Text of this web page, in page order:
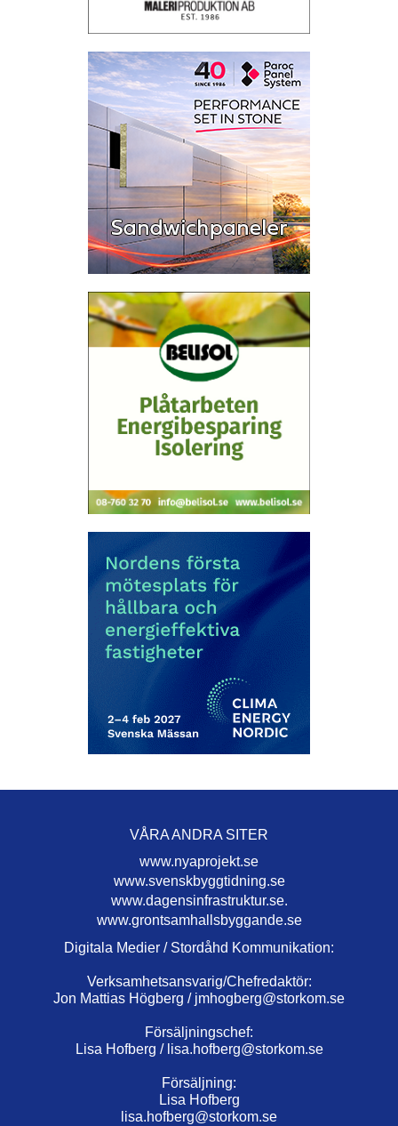
VÅRA ANDRA SITER
www.nyaprojekt.se
www.svenskbyggtidning.se
www.dagensinfrastruktur.se.
www.grontsamhallsbyggande.se
Digitala Medier / Stordåhd Kommunikation:
Verksamhetsansvarig/Chefredaktör:
Jon Mattias Högberg / jmhogberg@storkom.se
Försäljningschef:
Lisa Hofberg / lisa.hofberg@storkom.se
Försäljning:
Lisa Hofberg
lisa.hofberg@storkom.se